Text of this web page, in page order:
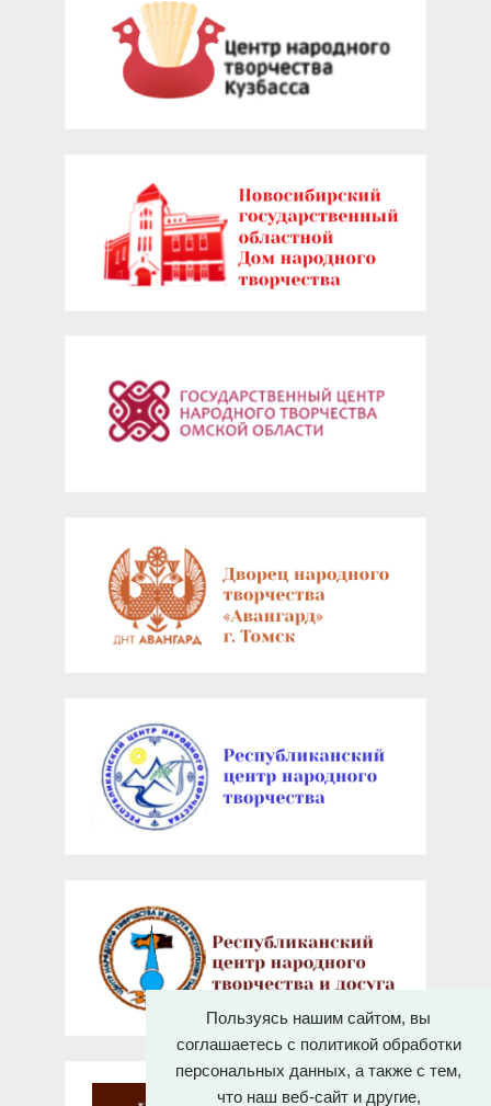
Пользуясь нашим сайтом, вы
соглашаетесь с политикой обработки
персональных данных, а также с тем,
что наш веб-сайт и другие,